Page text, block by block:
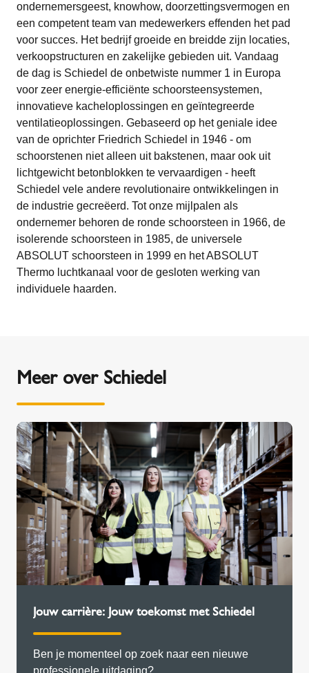
ondernemersgeest, knowhow, doorzettingsvermogen en
een competent team van medewerkers effenden het pad
voor succes. Het bedrijf groeide en breidde zijn locaties,
verkoopstructuren en zakelijke gebieden uit. Vandaag
de dag is Schiedel de onbetwiste nummer 1 in Europa
voor zeer energie-efficiënte schoorsteensystemen,
innovatieve kacheloplossingen en geïntegreerde
ventilatieoplossingen. Gebaseerd op het geniale idee
van de oprichter Friedrich Schiedel in 1946 - om
schoorstenen niet alleen uit bakstenen, maar ook uit
lichtgewicht betonblokken te vervaardigen - heeft
Schiedel vele andere revolutionaire ontwikkelingen in
de industrie gecreëerd. Tot onze mijlpalen als
ondernemer behoren de ronde schoorsteen in 1966, de
isolerende schoorsteen in 1985, de universele
ABSOLUT schoorsteen in 1999 en het ABSOLUT
Thermo luchtkanaal voor de gesloten werking van
individuele haarden.
Meer over Schiedel
Jouw carrière: Jouw toekomst met Schiedel
Ben je momenteel op zoek naar een nieuwe
professionele uitdaging?